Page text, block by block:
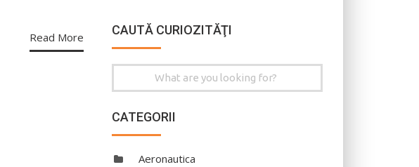
Read More
CAUTĂ CURIOZITĂŢI
Search
CATEGORII
Aeronautica